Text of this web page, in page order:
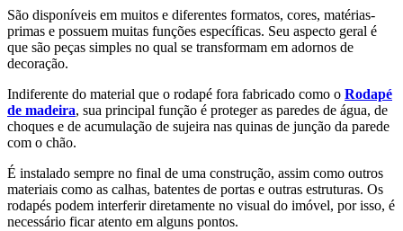
São disponíveis em muitos e diferentes formatos, cores, matérias-
primas e possuem muitas funções específicas. Seu aspecto geral é
que são peças simples no qual se transformam em adornos de
decoração.
Indiferente do material que o rodapé fora fabricado como o Rodapé
de madeira, sua principal função é proteger as paredes de água, de
choques e de acumulação de sujeira nas quinas de junção da parede
com o chão.
É instalado sempre no final de uma construção, assim como outros
materiais como as calhas, batentes de portas e outras estruturas. Os
rodapés podem interferir diretamente no visual do imóvel, por isso, é
necessário ficar atento em alguns pontos.